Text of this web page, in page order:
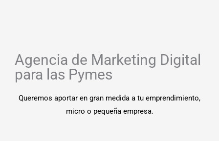
Agencia de Marketing Digital
para las Pymes
Queremos aportar en gran medida a tu emprendimiento,
micro o pequeña empresa.